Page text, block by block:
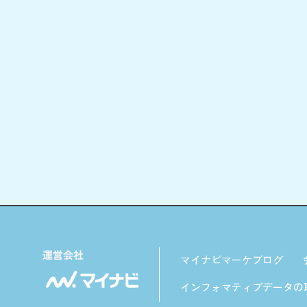
マイナビマーケブログ
インフォマティブデータ